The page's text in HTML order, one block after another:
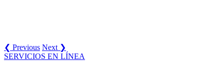
❮ Previous Next ❯
SERVICIOS EN LÍNEA